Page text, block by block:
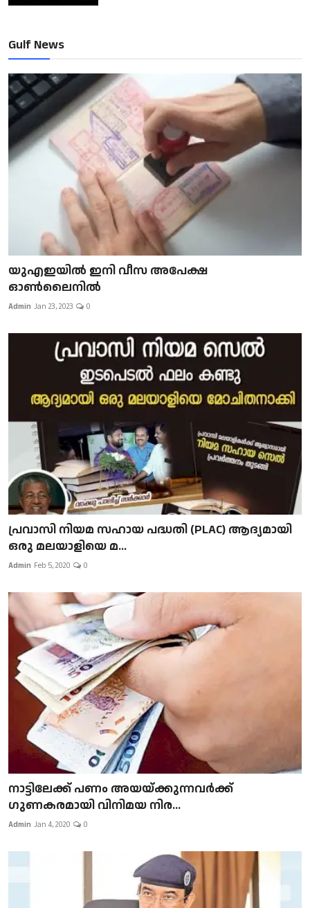
Gulf News
യുഎഇയിൽ ഇനി വീസ അപേക്ഷ
ഓൺലൈനിൽ
Admin Jan 23, 2023 0
പ്രവാസി നിയമ സഹായ പദ്ധതി (PLAC) ആദ്യമായി
ഒരു മലയാളിയെ മ...
Admin Feb 5, 2020 0
നാട്ടിലേക്ക് പണം അയയ്ക്കുന്നവർക്ക്
ഗുണകരമായി വിനിമയ നിര...
Admin Jan 4, 2020 0